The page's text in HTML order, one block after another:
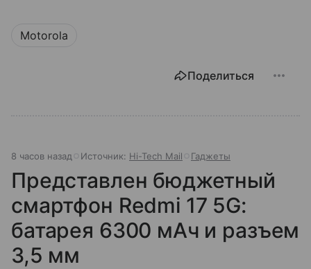
Motorola
Поделиться
8 часов назад Источник: Hi-Tech Mail Гаджеты
Представлен бюджетный
смартфон Redmi 17 5G:
батарея 6300 мАч и разъем
3,5 мм